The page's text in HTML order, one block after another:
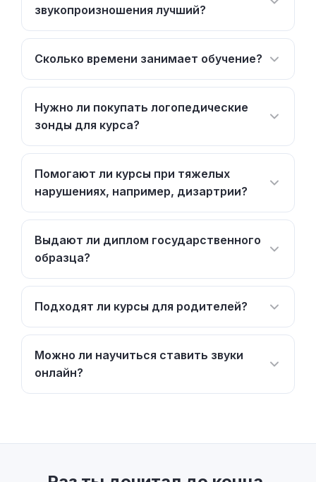
звукопроизношения лучший?
Сколько времени занимает обучение?
Нужно ли покупать логопедические
зонды для курса?
Помогают ли курсы при тяжелых
нарушениях, например, дизартрии?
Выдают ли диплом государственного
образца?
Подходят ли курсы для родителей?
Можно ли научиться ставить звуки
онлайн?